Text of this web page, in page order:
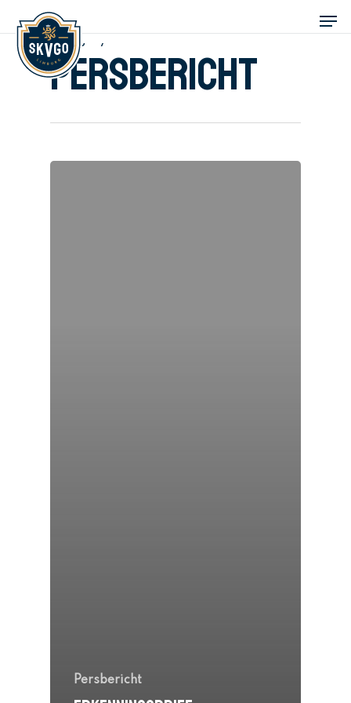
Category
Persbericht
Persbericht